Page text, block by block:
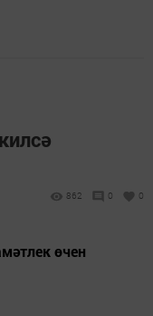
862 0 0
өчен